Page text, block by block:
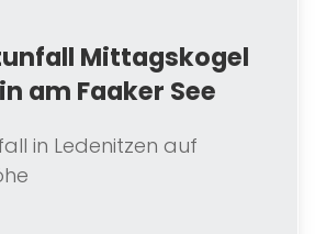
Mittagskogel
am Faaker See
in Ledenitzen auf